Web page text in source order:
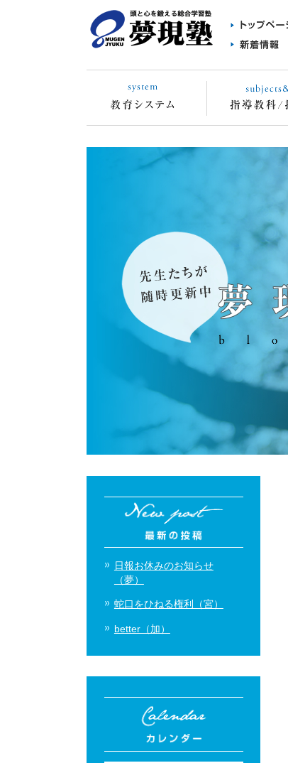
日報お休みのお知らせ
（夢）
蛇口をひねる権利（宮）
better（加）